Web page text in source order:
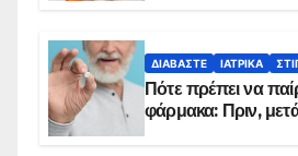
ΔΙΑΒΆΣΤΕ ΙΑΤΡΙΚΆ
Πότε πρέπει να
φάρμακα: Πριν,